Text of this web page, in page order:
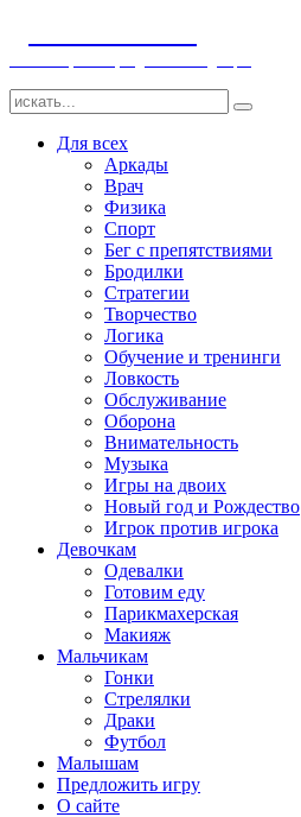
Для всех
Аркады
Врач
Физика
Спорт
Бег с препятствиями
Бродилки
Стратегии
Творчество
Логика
Обучение и тренинги
Ловкость
Обслуживание
Оборона
Внимательность
Музыка
Игры на двоих
Новый год и Рождество
Игрок против игрока
Девочкам
Одевалки
Готовим еду
Парикмахерская
Макияж
Мальчикам
Гонки
Стрелялки
Драки
Футбол
Малышам
Предложить игру
О сайте